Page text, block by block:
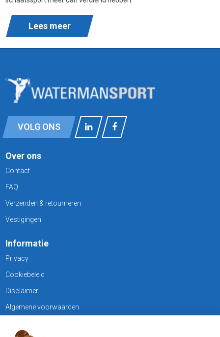
Lees meer
VOLG ONS
Over ons
Contact
FAQ
Verzenden & retourneren
Vestigingen
Informatie
Privacy
Cookiebeleid
Disclaimer
Algemene voorwaarden
KLANTENSERVICE